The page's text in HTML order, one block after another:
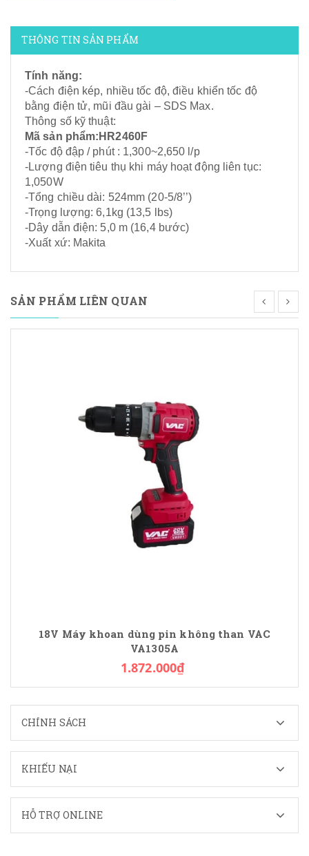
THÔNG TIN SẢN PHẨM
Tính năng:
-Cách điện kép, nhiều tốc độ, điều khiển tốc độ
bằng điện tử, mũi đầu gài – SDS Max.
Thông số kỹ thuật:
Mã sản phẩm:HR2460F
-Tốc độ đập / phút : 1,300~2,650 l/p
-Lượng điện tiêu thụ khi máy hoạt động liên tục:
1,050W
-Tổng chiều dài: 524mm (20-5/8’’)
-Trọng lượng: 6,1kg (13,5 lbs)
-Dây dẫn điện: 5,0 m (16,4 bước)
-Xuất xứ: Makita
SẢN PHẨM LIÊN QUAN
18V Máy khoan dùng pin không than VAC
VA1305A
1.872.000₫
CHÍNH SÁCH
KHIẾU NẠI
HỖ TRỢ ONLINE